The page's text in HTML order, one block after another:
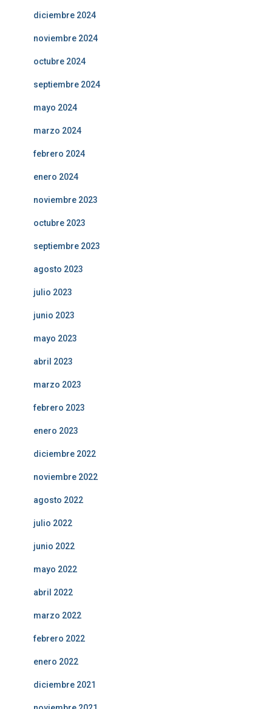
diciembre 2024
noviembre 2024
octubre 2024
septiembre 2024
mayo 2024
marzo 2024
febrero 2024
enero 2024
noviembre 2023
octubre 2023
septiembre 2023
agosto 2023
julio 2023
junio 2023
mayo 2023
abril 2023
marzo 2023
febrero 2023
enero 2023
diciembre 2022
noviembre 2022
agosto 2022
julio 2022
junio 2022
mayo 2022
abril 2022
marzo 2022
febrero 2022
enero 2022
diciembre 2021